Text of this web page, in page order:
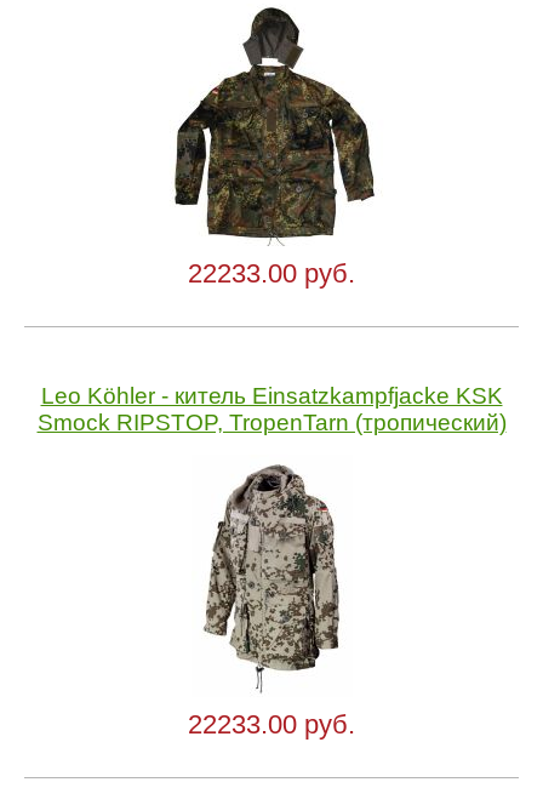
22233.00 руб.
Leo Köhler - китель Einsatzkampfjacke KSK
Smock RIPSTOP, TropenTarn (тропический)
22233.00 руб.